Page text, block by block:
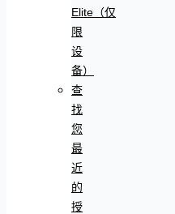
Elite（仅
限
设
备）
查
找
您
最
近
的
授